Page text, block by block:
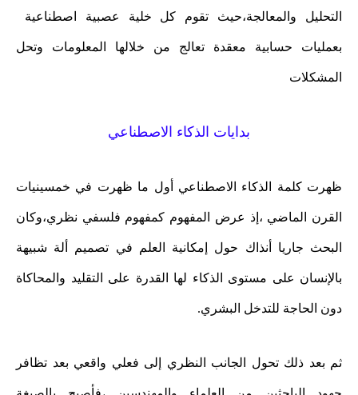
التحليل والمعالجة،حيث تقوم كل خلية عصبية اصطناعية
بعمليات حسابية معقدة تعالج من خلالها المعلومات وتحل
المشكلات
بدايات الذكاء الاصطناعي
ظهرت كلمة الذكاء الاصطناعي أول ما ظهرت في خمسينيات
القرن الماضي ،إذ عرض المفهوم كمفهوم فلسفي نظري،وكان
البحث جاريا أنذاك حول إمكانية العلم في تصميم ألة شبيهة
بالإنسان على مستوى الذكاء لها القدرة على التقليد والمحاكاة
دون الحاجة للتدخل البشري.
ثم بعد ذلك تحول الجانب النظري إلى فعلي واقعي بعد تظافر